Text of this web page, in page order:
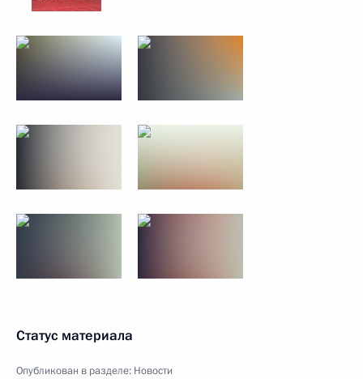
Статус материала
Опубликован в разделе: Новости